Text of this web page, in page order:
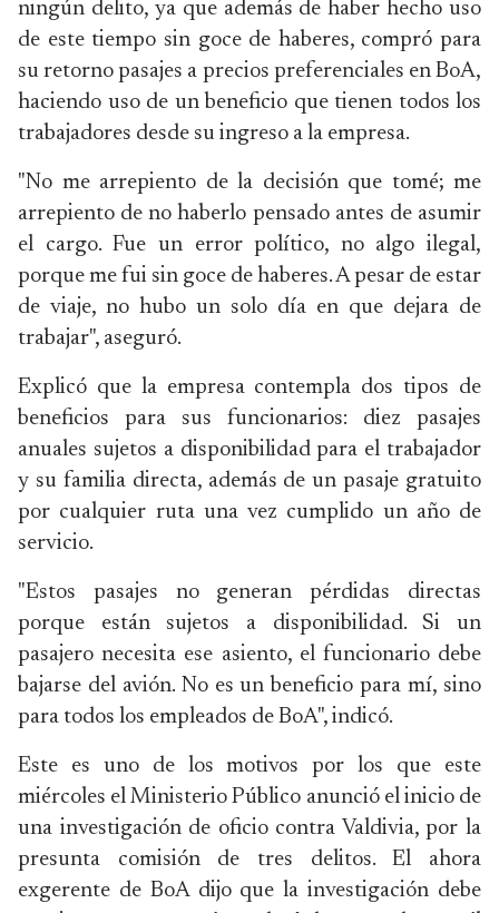
ningún delito, ya que además de haber hecho uso
de este tiempo sin goce de haberes, compró para
su retorno pasajes a precios preferenciales en BoA,
haciendo uso de un beneficio que tienen todos los
trabajadores desde su ingreso a la empresa.
"No me arrepiento de la decisión que tomé; me
arrepiento de no haberlo pensado antes de asumir
el cargo. Fue un error político, no algo ilegal,
porque me fui sin goce de haberes. A pesar de estar
de viaje, no hubo un solo día en que dejara de
trabajar", aseguró.
Explicó que la empresa contempla dos tipos de
beneficios para sus funcionarios: diez pasajes
anuales sujetos a disponibilidad para el trabajador
y su familia directa, además de un pasaje gratuito
por cualquier ruta una vez cumplido un año de
servicio.
"Estos pasajes no generan pérdidas directas
porque están sujetos a disponibilidad. Si un
pasajero necesita ese asiento, el funcionario debe
bajarse del avión. No es un beneficio para mí, sino
para todos los empleados de BoA", indicó.
Este es uno de los motivos por los que este
miércoles el Ministerio Público anunció el inicio de
una investigación de oficio contra Valdivia, por la
presunta comisión de tres delitos. El ahora
exgerente de BoA dijo que la investigación debe